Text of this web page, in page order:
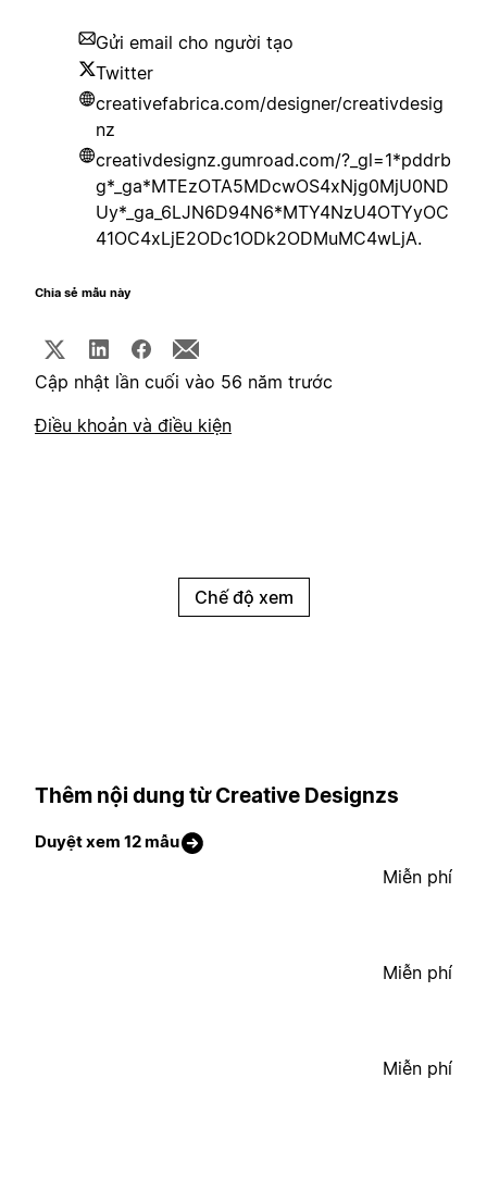
Gửi email cho người tạo
Twitter
creativefabrica.com/designer/creativdesig
nz
creativdesignz.gumroad.com/?_gl=1*pddrb
g*_ga*MTEzOTA5MDcwOS4xNjg0MjU0ND
Uy*_ga_6LJN6D94N6*MTY4NzU4OTYyOC
41OC4xLjE2ODc1ODk2ODMuMC4wLjA.
Chia sẻ mẫu này
Cập nhật lần cuối vào 56 năm trước
Điều khoản và điều kiện
Chế độ xem
Thêm nội dung từ Creative Designzs
Duyệt xem 12 mẫu
Miễn phí
Miễn phí
Miễn phí